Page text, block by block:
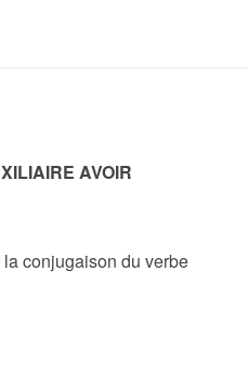
AVOIR
conjugaison du verbe